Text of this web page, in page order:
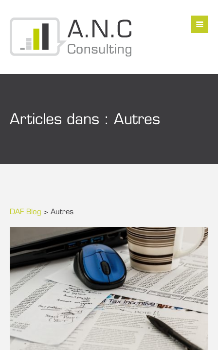
Articles dans : Autres
DAF Blog > Autres
Formulaire de
Prénom*
Fonction
E-mail*